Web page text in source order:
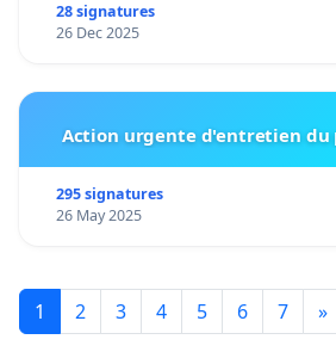
28 signatures
26 Dec 2025
Action urgente d'entretien du
295 signatures
26 May 2025
1 2 3 4 5 6 7 »